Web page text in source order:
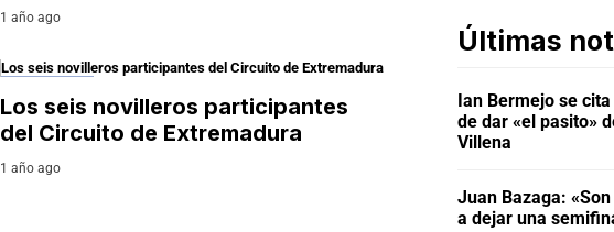
1 año ago
Los seis novilleros participantes
del Circuito de Extremadura
1 año ago
Últimas
Ian Bermejo se
de dar «el pasito»
Villena
Juan Bazaga:
a dejar una